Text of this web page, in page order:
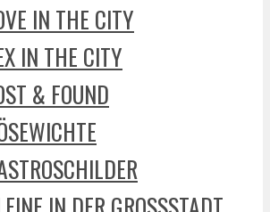
IN THE CITY
IN THE CITY
& FOUND